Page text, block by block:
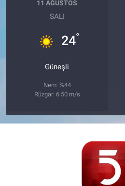
11 AĞUSTOS
SALI
24°
Güneşli
Nem: %44
Rüzgar: 6.50 m/s